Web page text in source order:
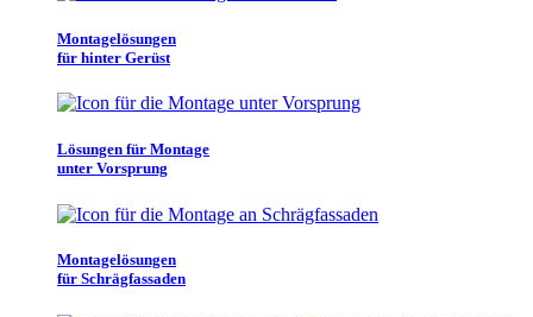
Montagelösungen
für hinter Gerüst
Lösungen für Montage
unter Vorsprung
Montagelösungen
für Schrägfassaden